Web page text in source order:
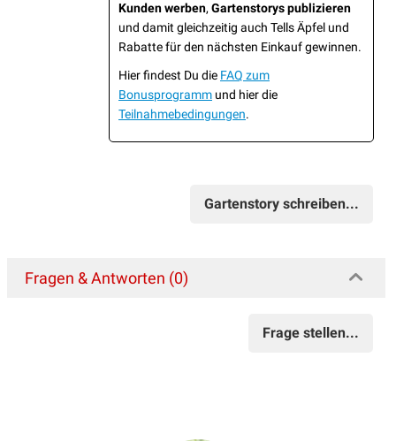
Kunden werben, Gartenstorys publizieren
und damit gleichzeitig auch Tells Äpfel und
Rabatte für den nächsten Einkauf gewinnen.
Hier findest Du die FAQ zum
Bonusprogramm und hier die
Teilnahmebedingungen.
Gartenstory schreiben...
Fragen & Antworten (0)
Frage stellen...